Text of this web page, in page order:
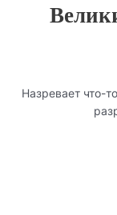
Назревает что-